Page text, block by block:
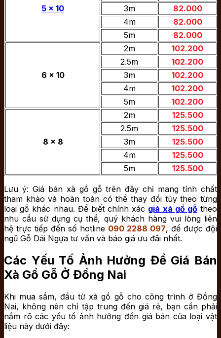
5 x 10
3m
82.000
4m
82.000
5m
82.000
6 x 10
2m
102.200
2.5m
102.200
3m
102.200
4m
102.200
5m
102.200
8 x 8
2m
125.500
2.5m
125.500
3m
125.500
4m
125.500
5m
125.500
Lưu ý: Giá bán xà gồ gỗ trên đây chỉ mang tính chất
tham khảo và hoàn toàn có thể thay đổi tùy theo từng
loại gỗ khác nhau. Để biết chính xác giá xà gồ gỗtheo
nhu cầu sử dụng cụ thể, quý khách hàng vui lòng liên
hệ trực tiếp đến số hotline 090 2288 097, để được đội
ngũ Gỗ Dái Ngựa tư vấn và báo giá ưu đãi nhất.
Các Yếu Tố Ảnh Hưởng Để Giá Bán
Xà Gồ Gỗ Ở Đồng Nai
Khi mua sắm, đầu từ xà gồ gỗ cho công trình ở Đồng
Nai, không nên chỉ tập trung đến giá rẻ, bạn cần phải
nắm rõ các yếu tố ảnh hưởng đến giá bán của loại vật
liệu này dưới đây: